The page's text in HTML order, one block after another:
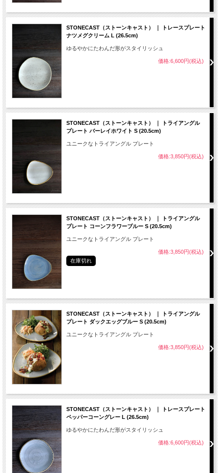
STONECAST（ストーンキャスト） ｜ トレースプレート
ナツメグクリーム L (26.5cm)
ゆるやかにたわんだ形がスタイリッシュ
価格:6,600円(税込)
STONECAST（ストーンキャスト） ｜ トライアングル
プレート バーレイホワイト S (20.5cm)
ユニークなトライアングル プレート
価格:3,850円(税込)
STONECAST（ストーンキャスト） ｜ トライアングル
プレート コーンフラワーブルー S (20.5cm)
ユニークなトライアングル プレート
価格:3,850円(税込)
在庫切れ
STONECAST（ストーンキャスト） ｜ トライアングル
プレート ダックエッグブルー S (20.5cm)
ユニークなトライアングル プレート
価格:3,850円(税込)
STONECAST（ストーンキャスト） ｜ トレースプレート
ペッパーコーングレー L (26.5cm)
ゆるやかにたわんだ形がスタイリッシュ
価格:6,600円(税込)